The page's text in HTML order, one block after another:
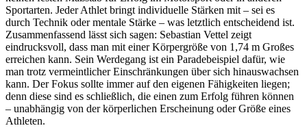
Sportarten. Jeder Athlet bringt individuelle Stärken mit – sei es
durch Technik oder mentale Stärke – was letztlich entscheidend ist.
Zusammenfassend lässt sich sagen: Sebastian Vettel zeigt
eindrucksvoll, dass man mit einer Körpergröße von 1,74 m Großes
erreichen kann. Sein Werdegang ist ein Paradebeispiel dafür, wie
man trotz vermeintlicher Einschränkungen über sich hinauswachsen
kann. Der Fokus sollte immer auf den eigenen Fähigkeiten liegen;
denn diese sind es schließlich, die einen zum Erfolg führen können
– unabhängig von der körperlichen Erscheinung oder Größe eines
Athleten.